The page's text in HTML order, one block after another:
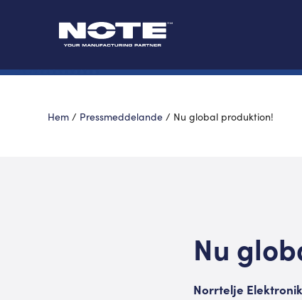
Hem / Pressmeddelande / Nu global produktion!
Nu
Norrtelje